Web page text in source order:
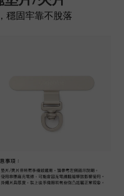
穩固牢靠不脫落